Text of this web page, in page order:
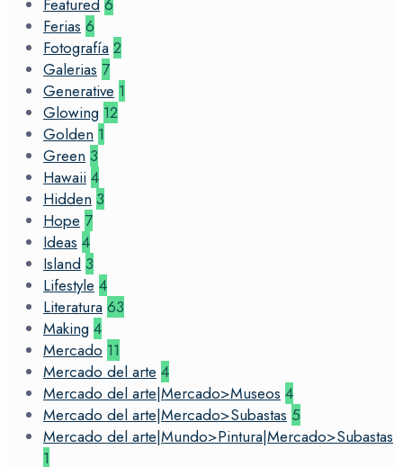
Featured 6
Ferias 6
Fotografía 2
Galerias 7
Generative 1
Glowing 12
Golden 1
Green 3
Hawaii 4
Hidden 3
Hope 7
Ideas 4
Island 3
Lifestyle 4
Literatura 63
Making 4
Mercado 11
Mercado del arte 4
Mercado del arte|Mercado>Museos 4
Mercado del arte|Mercado>Subastas 5
Mercado del arte|Mundo>Pintura|Mercado>Subastas
1